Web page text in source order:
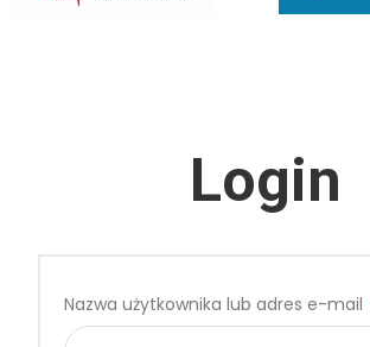
Login
Nazwa użytkownika lub adres e-mail